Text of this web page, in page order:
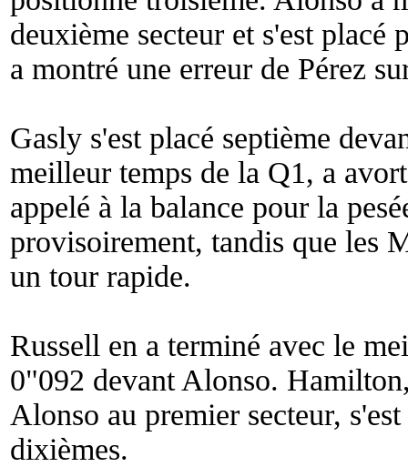
deuxième secteur et s'est
a montré une erreur de Pérez
Gasly s'est placé septième
meilleur temps de la Q1, a
appelé à la balance pour la
provisoirement, tandis que les
un tour rapide.
Russell en a terminé avec le
0"092 devant Alonso.
Alonso au premier secteur,
dixièmes.